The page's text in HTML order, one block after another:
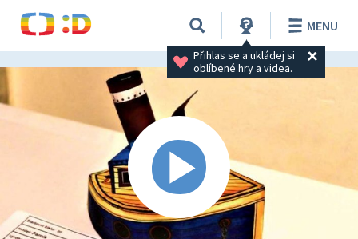
Přihlas se a ukládej si
oblíbené hry a videa.
MENU